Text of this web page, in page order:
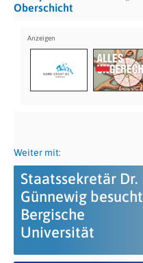
Oberschicht
Weiter mit:
Staatssekretär Dr.
Günnewig besucht
Bergische
Universität